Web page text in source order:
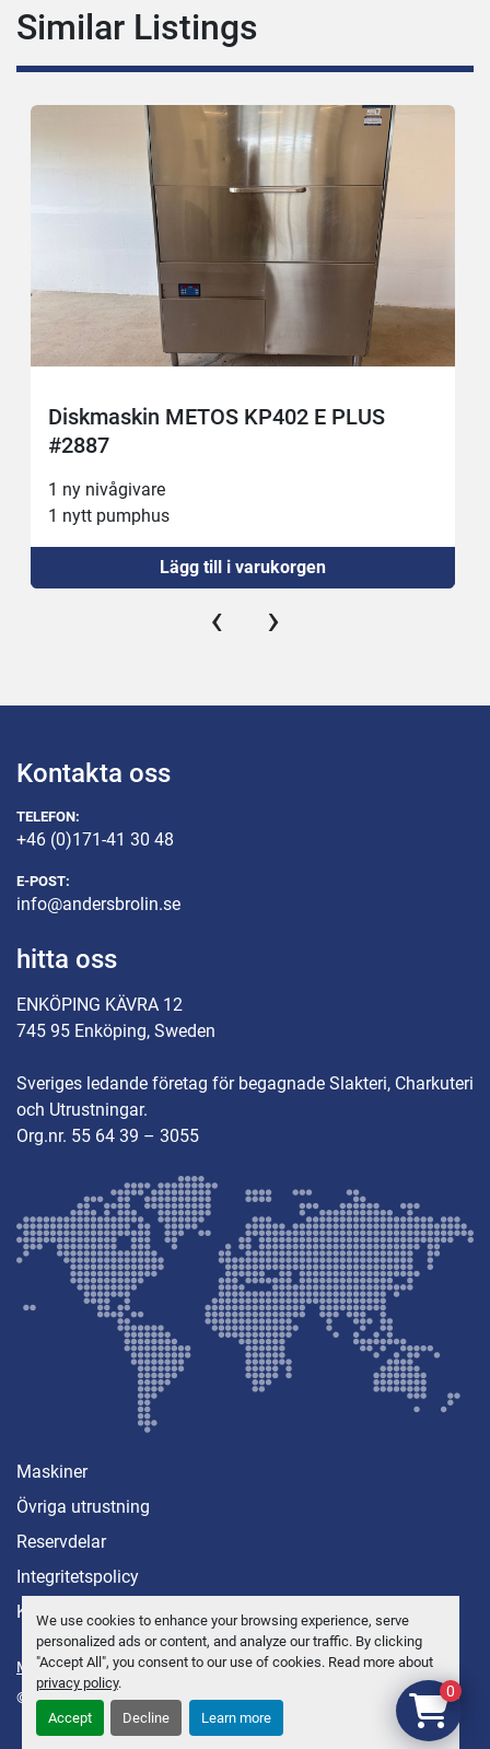
We use cookies to enhance your browsing experience, serve
personalized ads or content, and analyze our traffic. By clicking
"Accept All", you consent to our use of cookies. Read more about
privacy policy.
Accept Decline Learn more
Similar Listings
Diskmaskin METOS KP402 E PLUS
#2887
1 ny nivågivare
1 nytt pumphus
Lägg till i varukorgen
‹ ›
Kontakta oss
TELEFON:
+46 (0)171-41 30 48
E-POST:
info@andersbrolin.se
hitta oss
ENKÖPING KÄVRA 12
745 95 Enköping, Sweden
Sveriges ledande företag för begagnade Slakteri, Charkuteri
och Utrustningar.
Org.nr. 55 64 39 – 3055
Maskiner
Övriga utrustning
Reservdelar
Integritetspolicy
Kontakt
Manage Cookies
© Copyright Anders Brolin AB 2026 0